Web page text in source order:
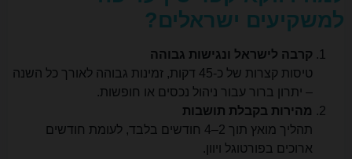
למשקיעים ישראלים?
קרבה לישראל ונגישות גבוהה
טיסות קצרות של כ-45 דקות, זמינות גבוהה לאורך כל השנה
– יתרון ברור עבור ניהול נכסים או חופשות.
מהירות בקבלת תושבות
תהליך מואץ תוך 2–4 חודשים בלבד, לעומת חודשים
ארוכים בפורטוגל ויוון.